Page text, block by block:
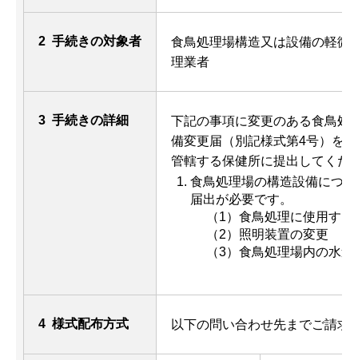
2 手続きの対象者
食鳥処理場構造又は設備の軽微
理業者
3 手続きの詳細
下記の事項に変更のある食鳥処
備変更届（別記様式第4号）を
管轄する保健所に提出してくだ
食鳥処理場の構造設備につ
届出が必要です。
（1）食鳥処理に使用する
（2）照明装置の変更
（3）食鳥処理場内の水道
4 様式配布方式 以下の問い合わせ先までご請求